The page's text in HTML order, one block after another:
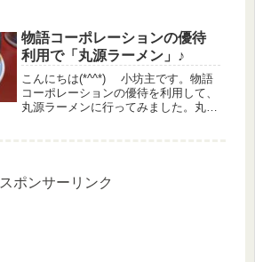
明るい部屋に置いておいたら、残りの
きのこ達もみるみるうちに大き...
物語コーポレーションの優待
利用で「丸源ラーメン」♪
こんにちは(*^^*) 小坊主です。物語
コーポレーションの優待を利用して、
丸源ラーメンに行ってみました。丸源
スポンサーリンク